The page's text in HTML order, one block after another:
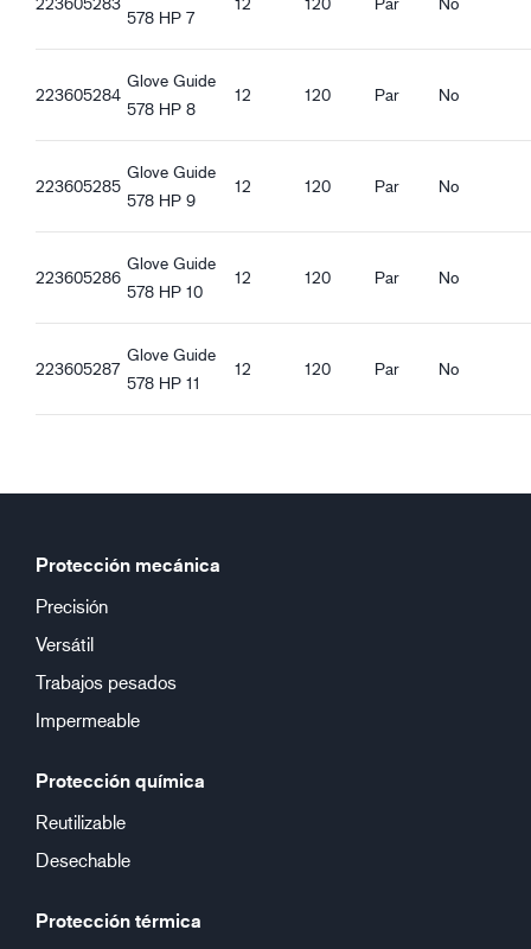
578 HP 7
223605284
Glove Guide
578 HP 8
12 120 Par No
223605285
Glove Guide
578 HP 9
12 120 Par No
223605286
Glove Guide
578 HP 10
12 120 Par No
223605287
Glove Guide
578 HP 11
12 120 Par No
Protección mecánica
Precisión
Versátil
Trabajos pesados
Impermeable
Protección química
Reutilizable
Desechable
Protección térmica